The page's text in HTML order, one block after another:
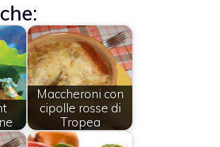
Maccheroni con
cipolle rosse di
Tropea